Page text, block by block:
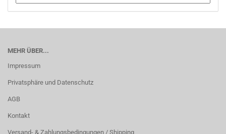
MEHR ÜBER...
Impressum
Privatsphäre und Datenschutz
AGB
Kontakt
Versand- & Zahlungsbedingungen / Shipping